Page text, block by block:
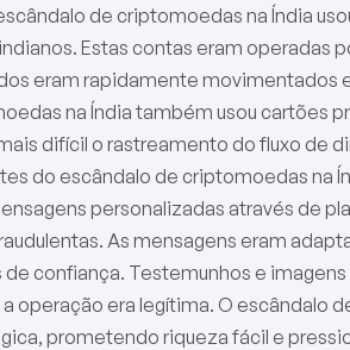
de criptomoedas na Índia
Estas contas eram operadas
eram rapidamente movimentados
na Índia também usou cartões
difícil o rastreamento do fluxo de
do escândalo de criptomoedas na
personalizadas através de
As mensagens eram
confiança. Testemunhos e
operação era legítima. O escândalo
prometendo riqueza fácil e